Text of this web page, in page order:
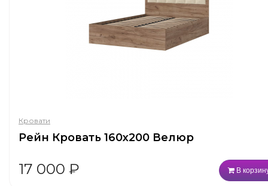
Кровати
Рейн Кровать 160х200 Велюр
17 000 ₽ В